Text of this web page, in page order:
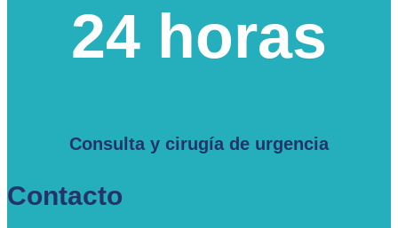
24 horas
Consulta y cirugía de urgencia
Contacto